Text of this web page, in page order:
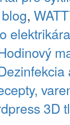
,
3D